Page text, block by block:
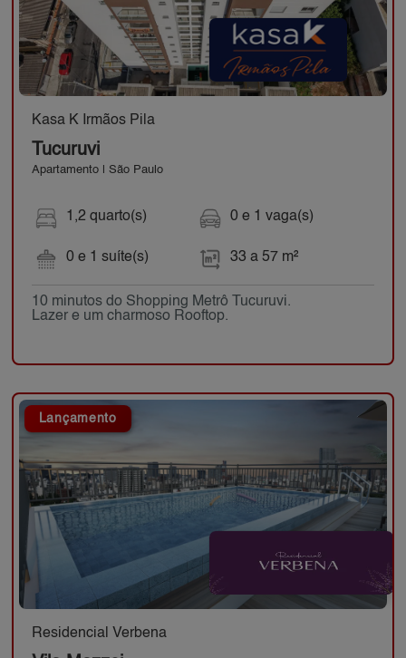
Kasa K Irmãos Pila
Tucuruvi
Apartamento | São Paulo
1,2 quarto(s)
0 e 1 suíte(s)
0 e 1 vaga(s)
33 a 57 m²
10 minutos do Shopping Metrô Tucuruvi.
Lazer e um charmoso Rooftop.
Lançamento
Residencial Verbena